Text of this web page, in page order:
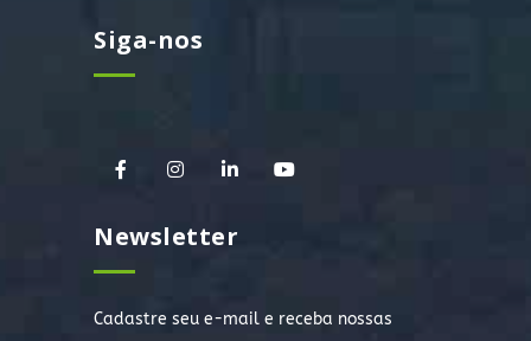
Siga-nos
Newsletter
Cadastre seu e-mail e receba nossas